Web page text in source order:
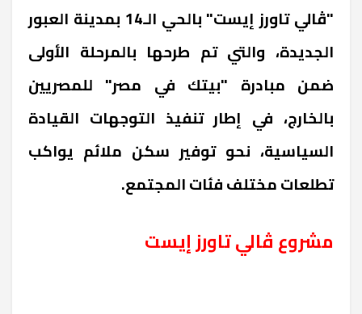
"ڤالي تاورز إيست" بالحي الـ14 بمدينة العبور
الجديدة، والتي تم طرحها بالمرحلة الأولى
ضمن مبادرة "بيتك في مصر" للمصريين
بالخارج، في إطار تنفيذ التوجهات القيادة
السياسية، نحو توفير سكن ملائم يواكب
تطلعات مختلف فئات المجتمع.
مشروع ڤالي تاورز إيست